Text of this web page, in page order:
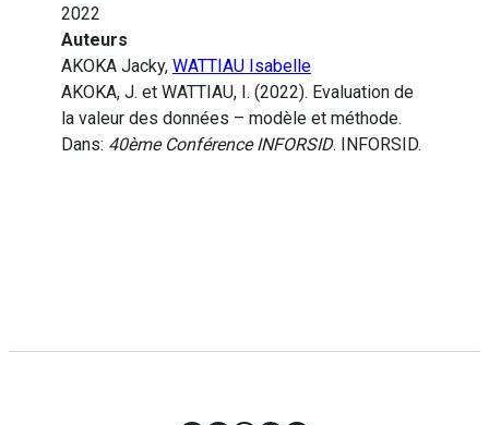
2022
Auteurs
AKOKA Jacky, WATTIAU Isabelle
AKOKA, J. et WATTIAU, I. (2022). Evaluation de
la valeur des données – modèle et méthode.
Dans: 40ème Conférence INFORSID. INFORSID.